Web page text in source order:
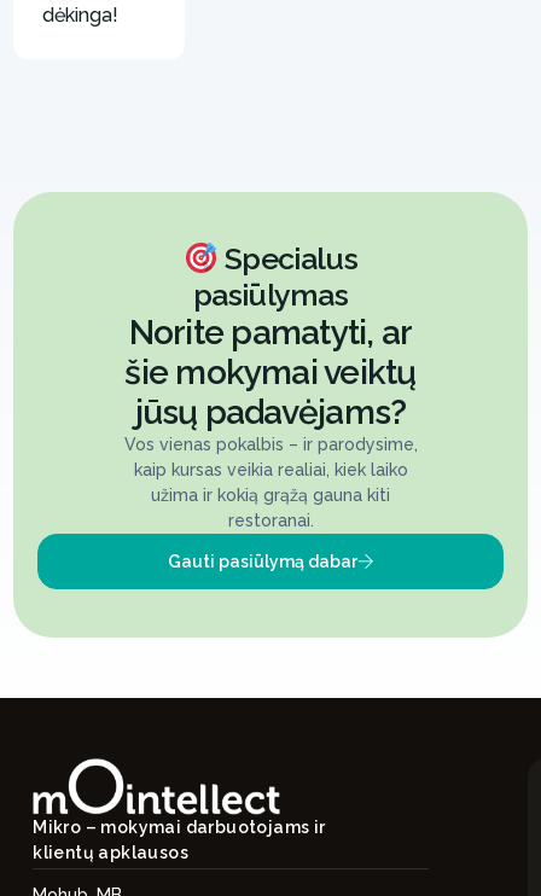
dėkinga!
Specialus
pasiūlymas
Norite pamatyti, ar
šie mokymai veiktų
jūsų padavėjams?
Vos vienas pokalbis – ir parodysime,
kaip kursas veikia realiai, kiek laiko
užima ir kokią grąžą gauna kiti
restoranai.
Gauti pasiūlymą dabar
Mikro – mokymai darbuotojams ir
klientų apklausos